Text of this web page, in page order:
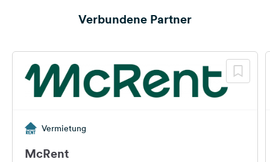
Verbundene Partner
Vermietung
McRent